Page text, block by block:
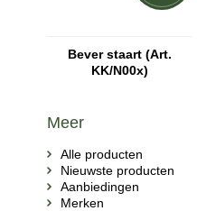
Bever staart (Art.
KK/N00x)
Meer
Alle producten
Nieuwste producten
Aanbiedingen
Merken